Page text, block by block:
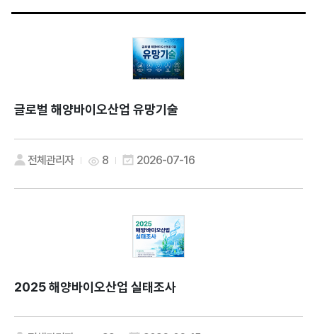
글로벌 해양바이오산업 유망기술
전체관리자 8 2026-07-16
2025 해양바이오산업 실태조사